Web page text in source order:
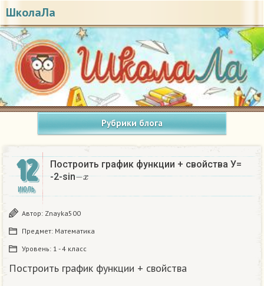
ШколаЛа
Рубрики блога
12
ИЮЛЬ
Построить график функции + свойства У=
-2-sin
Автор: Znayka500
Предмет: Математика
Уровень: 1 - 4 класс
Построить график функции + свойства